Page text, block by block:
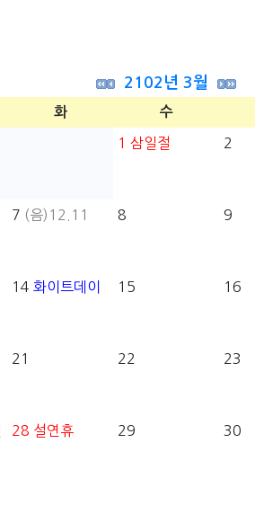
2102년 3월
화 수
1 삼일절 2
7 (음)12.11 8 9
14 화이트데이 15 16
21 22 23
28 설연휴 29 30